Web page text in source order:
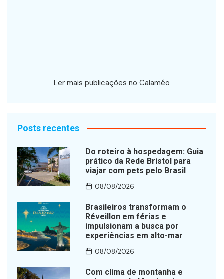
Ler mais publicações no Calaméo
Posts recentes
Do roteiro à hospedagem: Guia
prático da Rede Bristol para
viajar com pets pelo Brasil
08/08/2026
Brasileiros transformam o
Réveillon em férias e
impulsionam a busca por
experiências em alto-mar
08/08/2026
Com clima de montanha e